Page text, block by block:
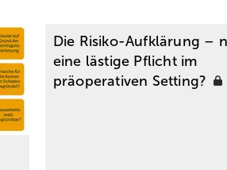
Die Risiko-Aufklärung –
eine lästige Pflicht im
präoperativen Setting?